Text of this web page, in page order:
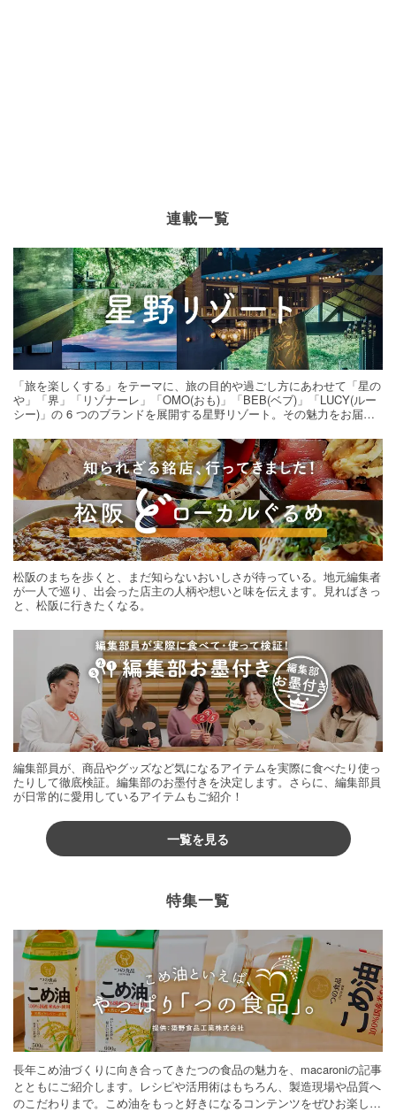
連載一覧
「旅を楽しくする」をテーマに、旅の目的や過ごし方にあわせて「星の
や」「界」「リゾナーレ」「OMO(おも)」「BEB(ベブ)」「LUCY(ルー
シー)」の 6 つのブランドを展開する星野リゾート。その魅力をお届け
松阪のまちを歩くと、まだ知らないおいしさが待っている。地元編集者
が一人で巡り、出会った店主の人柄や想いと味を伝えます。見ればきっ
と、松阪に行きたくなる。
編集部員が、商品やグッズなど気になるアイテムを実際に食べたり使っ
たりして徹底検証。編集部のお墨付きを決定します。さらに、編集部員
が日常的に愛用しているアイテムもご紹介！
一覧を見る
特集一覧
長年こめ油づくりに向き合ってきたつの食品の魅力を、macaroniの記事
とともにご紹介します。レシピや活用術はもちろん、製造現場や品質へ
のこだわりまで。こめ油をもっと好きになるコンテンツをぜひお楽しみ